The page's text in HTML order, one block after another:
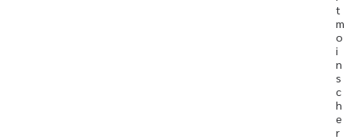
t
m
o
i
n
s
c
h
e
r